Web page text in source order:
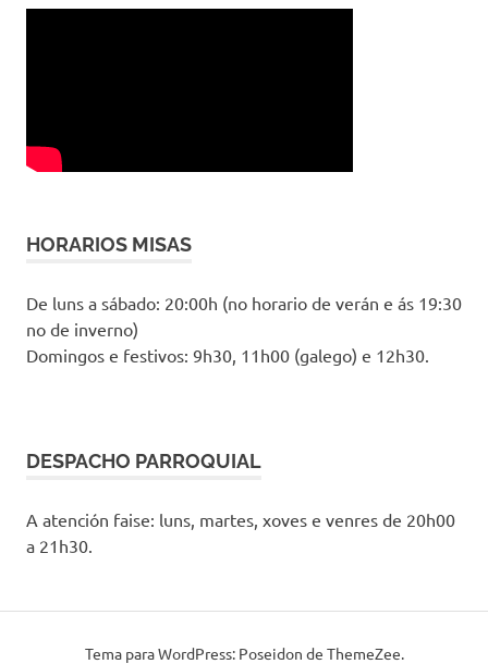
HORARIOS MISAS
De luns a sábado: 20:00h (no horario de verán e ás 19:30
no de inverno)
Domingos e festivos: 9h30, 11h00 (galego) e 12h30.
DESPACHO PARROQUIAL
A atención faise: luns, martes, xoves e venres de 20h00
a 21h30.
Tema para WordPress: Poseidon de ThemeZee.